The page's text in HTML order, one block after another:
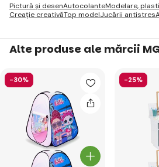
Pictură și desenAutocolanteModelare,
Creație creativăTop modelJucării antistres
Alte produse ale mărcii
-30% -25%